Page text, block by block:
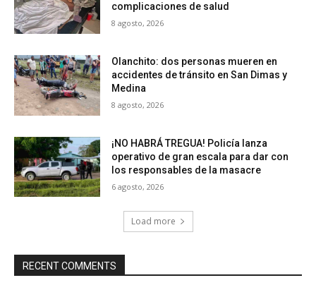
complicaciones de salud
8 agosto, 2026
Olanchito: dos personas mueren en
accidentes de tránsito en San Dimas y
Medina
8 agosto, 2026
¡NO HABRÁ TREGUA! Policía lanza
operativo de gran escala para dar con
los responsables de la masacre
6 agosto, 2026
Load more
RECENT COMMENTS